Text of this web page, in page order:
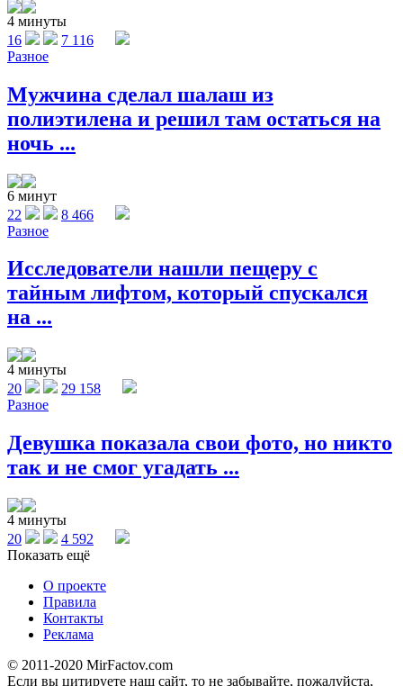
4 минуты
16
7 116
Разное
Мужчина сделал шалаш из
полиэтилена и решил там остаться на
ночь ...
6 минут
22
8 466
Разное
Исследователи нашли пещеру с
тайным лифтом, который спускался
на ...
4 минуты
20
29 158
Разное
Девушка показала свои фото, но никто
так и не смог угадать ...
4 минуты
20
4 592
Показать ещё
О проекте
Правила
Контакты
Реклама
© 2011-2020 MirFactov.com
Если вы цитируете наш сайт, то не забывайте, пожалуйста,